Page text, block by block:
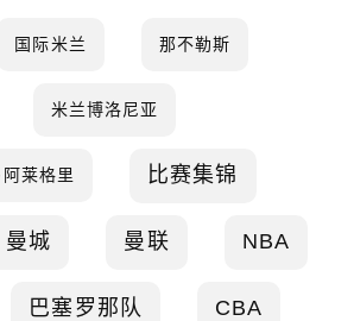
国际米兰 那不勒斯
米兰博洛尼亚
莱格里 比赛集锦
曼城 曼联 NBA
巴塞罗那队 CBA